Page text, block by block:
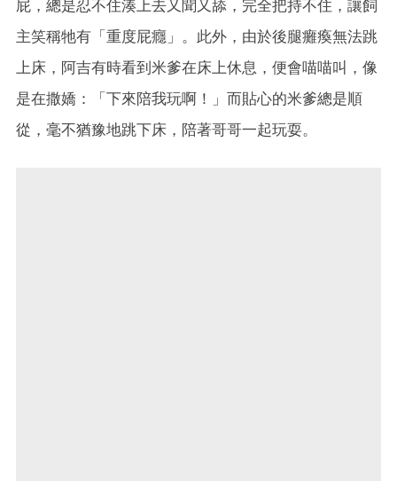
屁，總是忍不住湊上去又聞又舔，完全把持不住，讓飼
主笑稱牠有「重度屁癮」。此外，由於後腿癱瘓無法跳
上床，阿吉有時看到米爹在床上休息，便會喵喵叫，像
是在撒嬌：「下來陪我玩啊！」而貼心的米爹總是順
從，毫不猶豫地跳下床，陪著哥哥一起玩耍。